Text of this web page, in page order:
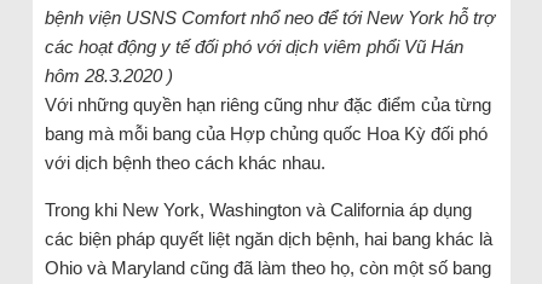
bệnh viện USNS Comfort nhổ neo để tới New York hỗ trợ
các hoạt động y tế đối phó với dịch viêm phổi Vũ Hán
hôm 28.3.2020 )
Với những quyền hạn riêng cũng như đặc điểm của từng
bang mà mỗi bang của Hợp chủng quốc Hoa Kỳ đối phó
với dịch bệnh theo cách khác nhau.
Trong khi New York, Washington và California áp dụng
các biện pháp quyết liệt ngăn dịch bệnh, hai bang khác là
Ohio và Maryland cũng đã làm theo họ, còn một số bang